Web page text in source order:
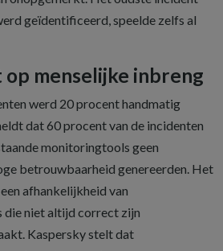
geïdentificeerd, speelde zelfs al
menselijke inbreng
werd 20 procent handmatig
dat 60 procent van de incidenten
monitoringtools geen
betrouwbaarheid genereerden. Het
afhankelijkheid van
die niet altijd correct zijn
Kaspersky stelt dat